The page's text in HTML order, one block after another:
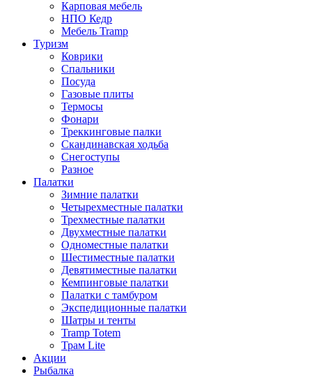
Карповая мебель
НПО Кедр
Мебель Tramp
Туризм
Коврики
Спальники
Посуда
Газовые плиты
Термосы
Фонари
Треккинговые палки
Скандинавская ходьба
Снегоступы
Разное
Палатки
Зимние палатки
Четырехместные палатки
Трехместные палатки
Двухместные палатки
Одноместные палатки
Шестиместные палатки
Девятиместные палатки
Кемпинговые палатки
Палатки с тамбуром
Экспедиционные палатки
Шатры и тенты
Tramp Totem
Трам Lite
Акции
Рыбалка